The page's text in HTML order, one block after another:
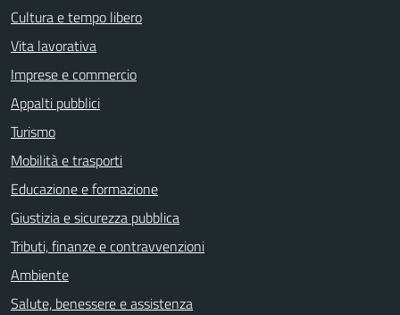
Cultura e tempo libero
Vita lavorativa
Imprese e commercio
Appalti pubblici
Turismo
Mobilità e trasporti
Educazione e formazione
Giustizia e sicurezza pubblica
Tributi, finanze e contravvenzioni
Ambiente
Salute, benessere e assistenza